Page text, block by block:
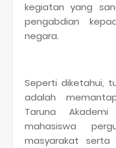
kegiatan yang
pengabdian
negara.
Seperti diketahui,
adalah
Taruna
mahasiswa
masyarakat serta